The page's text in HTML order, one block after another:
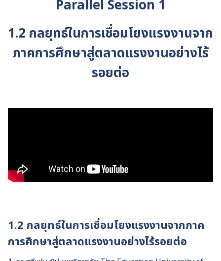
Parallel Session 1
1.2 กลยุทธ์ในการเชื่อมโยงแรงงานจาก
ภาคการศึกษาสู่ตลาดแรงงานอย่างไร้
รอยต่อ
1.2 กลยุทธ์ในการเชื่อมโยงแรงงานจากภาค
การศึกษาสู่ตลาดแรงงานอย่างไร้รอยต่อ